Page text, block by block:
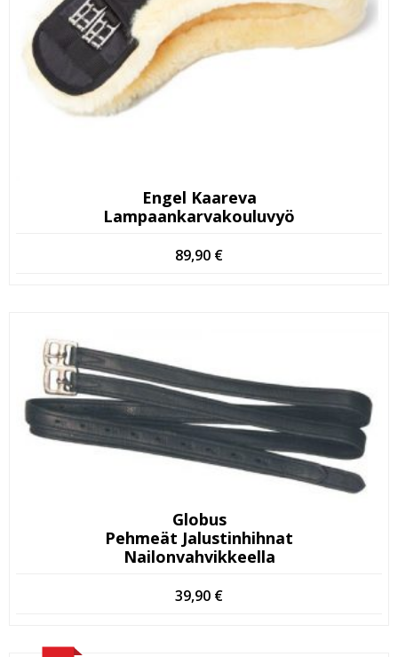
Engel Kaareva
Lampaankarvakouluvyö
89,90 €
Globus
Pehmeät Jalustinhihnat
Nailonvahvikkeella
39,90 €